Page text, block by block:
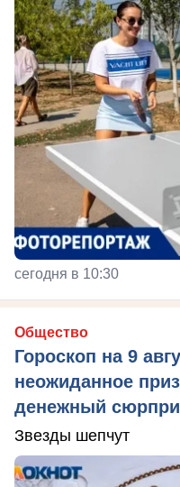
сегодня в 10:30
Общество
Гороскоп на 9
неожиданное
денежный
Звезды шепчут